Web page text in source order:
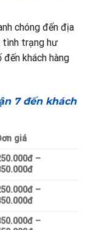
chóng đến địa
tình trạng hư
khách hàng
7 đến khách
giá
–
–
–